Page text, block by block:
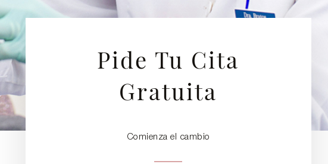
Pide Tu Cita
Gratuita
Comienza el cambio